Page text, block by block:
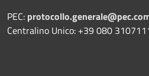
PEC:
Centralino Unico: +39 080